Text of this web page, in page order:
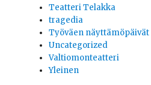
Teatteri Telakka
tragedia
Työväen näyttämöpäivät
Uncategorized
Valtiomonteatteri
Yleinen